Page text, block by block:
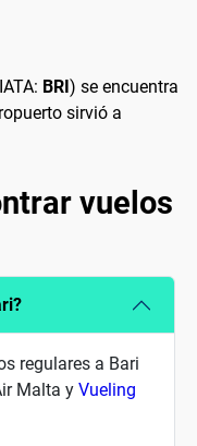
BRI) se encuentra
sirvió a
vuelos
regulares a Bari
Malta y Vueling